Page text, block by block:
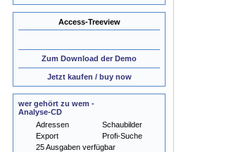
Access-Treeview
Zum Download der Demo
Jetzt kaufen / buy now
wer gehört zu wem -
Analyse-CD
Adressen
Schaubilder
Export
Profi-Suche
25 Ausgaben verfügbar